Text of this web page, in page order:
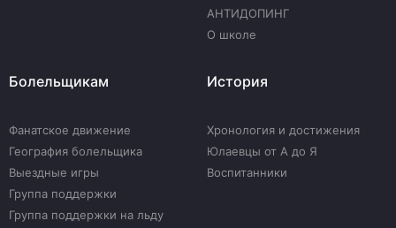
АНТИДОПИНГ
О школе
Болельщикам
Фанатское движение
География болельщика
Выездные игры
Группа поддержки
Группа поддержки на льду
История
Хронология и достижения
Юлаевцы от А до Я
Воспитанники